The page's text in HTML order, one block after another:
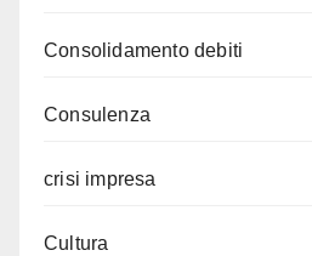
Consolidamento debiti
Consulenza
crisi impresa
Cultura